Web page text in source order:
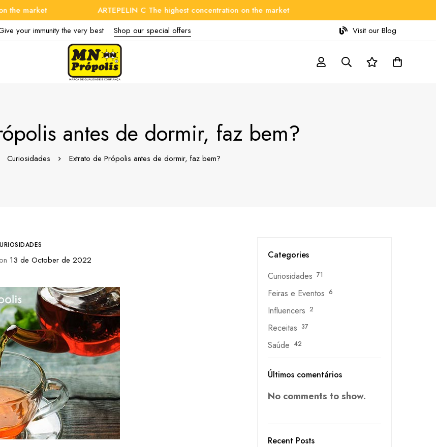
ARTEPELIN C The highest concentration on the market
your immunity the very best Shop our special offers Visit our Blog
antes de dormir, faz bem?
Curiosidades Extrato de Própolis antes de dormir, faz bem?
13 de October de 2022
Categories
Curiosidades 71
Feiras e Eventos 6
Influencers 2
Receitas 37
Saúde 42
Últimos comentários
No comments to show.
Recent Posts